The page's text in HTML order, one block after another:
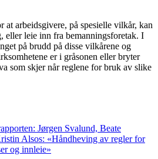
arbeidsgivere, på spesielle vilkår, kan
eller leie inn fra bemanningsforetak. I
på brudd på disse vilkårene og
er i gråsonen eller bryter
som skjer når reglene for bruk av slike
Jørgen Svalund, Beate
Alsos: «Håndheving av regler for
og innleie»